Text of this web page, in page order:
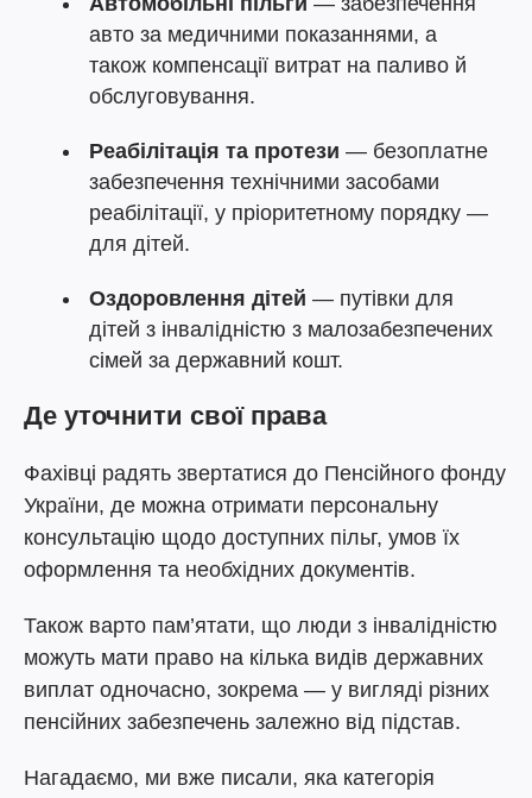
авто за медичними показаннями, а
також компенсації витрат на паливо й
обслуговування.
Реабілітація та протези — безоплатне
забезпечення технічними засобами
реабілітації, у пріоритетному порядку —
для дітей.
Оздоровлення дітей — путівки для
дітей з інвалідністю з малозабезпечених
сімей за державний кошт.
Де уточнити свої права
Фахівці радять звертатися до Пенсійного фонду
України, де можна отримати персональну
консультацію щодо доступних пільг, умов їх
оформлення та необхідних документів.
Також варто пам’ятати, що люди з інвалідністю
можуть мати право на кілька видів державних
виплат одночасно, зокрема — у вигляді різних
пенсійних забезпечень залежно від підстав.
Нагадаємо, ми вже писали, яка категорія